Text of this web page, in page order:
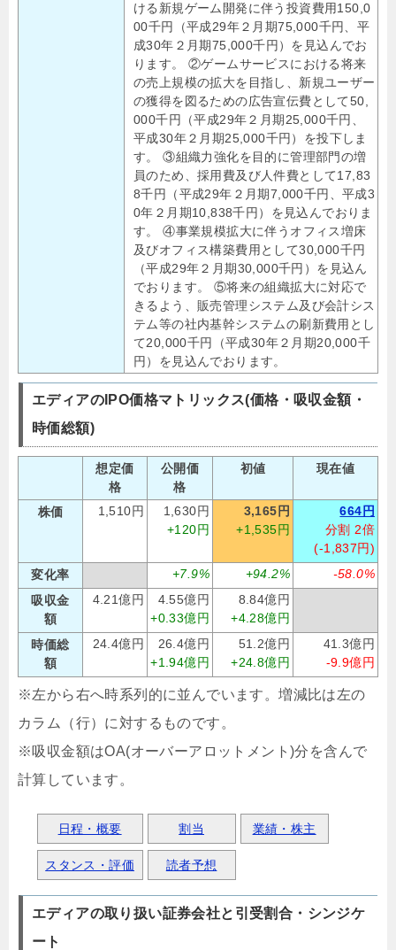
ける新規ゲーム開発に伴う投資費用150,0
00千円（平成29年２月期75,000千円、平
成30年２月期75,000千円）を見込んでお
ります。 ②ゲームサービスにおける将来
の売上規模の拡大を目指し、新規ユーザー
の獲得を図るための広告宣伝費として50,
000千円（平成29年２月期25,000千円、
平成30年２月期25,000千円）を投下しま
す。 ③組織力強化を目的に管理部門の増
員のため、採用費及び人件費として17,83
8千円（平成29年２月期7,000千円、平成3
0年２月期10,838千円）を見込んでおりま
す。 ④事業規模拡大に伴うオフィス増床
及びオフィス構築費用として30,000千円
（平成29年２月期30,000千円）を見込ん
でおります。 ⑤将来の組織拡大に対応で
きるよう、販売管理システム及び会計シス
テム等の社内基幹システムの刷新費用とし
て20,000千円（平成30年２月期20,000千
円）を見込んでおります。
エディアのIPO価格マトリックス(価格・吸収金額・
時価総額)
想定価
格
公開価
格
初値 現在値
株価 1,510円
1,630円
+120円
3,165円
+1,535円
664円
分割 2倍
(-1,837円)
変化率
+7.9% +94.2%
-58.0%
吸収金
額
4.21億円
4.55億円
+0.33億円
8.84億円
+4.28億円
時価総
額
24.4億円
26.4億円
+1.94億円
51.2億円
+24.8億円
41.3億円
-9.9億円
※左から右へ時系列的に並んでいます。増減比は左の
カラム（行）に対するものです。
※吸収金額はOA(オーバーアロットメント)分を含んで
計算しています。
日程・概要 割当 業績・株主
スタンス・評価 読者予想
エディアの取り扱い証券会社と引受割合・シンジケ
ート